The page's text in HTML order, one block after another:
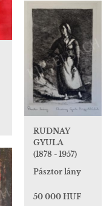
RUDNAY
GYULA
(1878 - 1957)
Pásztor lány
50 000 HUF